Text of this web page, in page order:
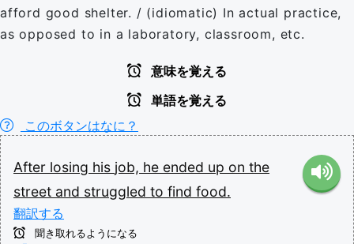
afford good shelter. / (idiomatic) In actual practice,
as opposed to in a laboratory, classroom, etc.
意味を覚える
単語を覚える
このボタンはなに？
After losing his job, he ended up on the
street and struggled to find food.
翻訳する
聞き取れるようになる